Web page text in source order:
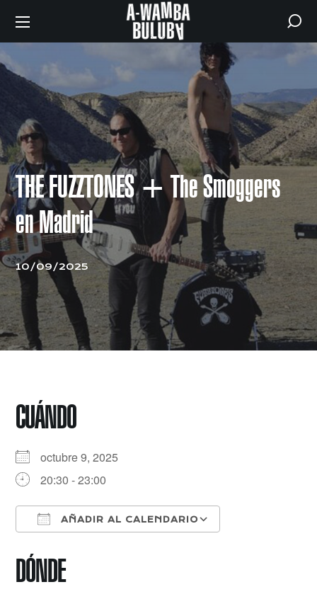
THE FUZZTONES + The Smoggers
en Madrid
10/09/2025
CUÁNDO
octubre 9, 2025
20:30 - 23:00
AÑADIR AL CALENDARIO
DÓNDE